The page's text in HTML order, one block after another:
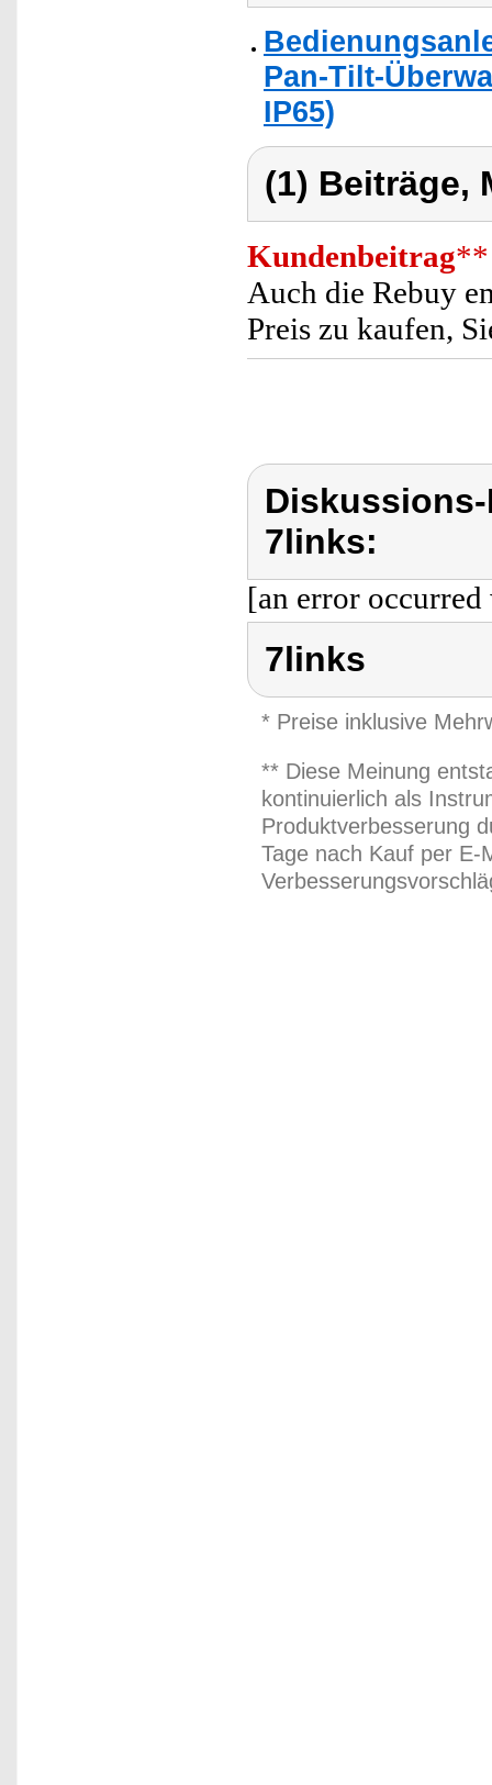
Pan-Tilt-
IP65)
(1) Beiträge,
Kundenbeitrag**
Auch die Rebuy
Preis zu kaufen,
7links:
[an error
7links
* Preise inklusive
** Diese Meinung
kontinuierlich als
Produktverbesserung
Tage nach Kauf per E-